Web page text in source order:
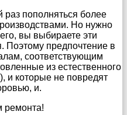
раз пополняться более
Но нужно
вы выбираете эти
Поэтому предпочтение в
соответствующим
из естественного
и которые не повредят
и.
ремонта!